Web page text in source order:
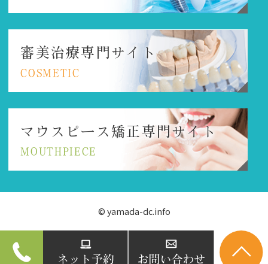
審美治療専門サイト
COSMETIC
マウスピース矯正 専門サイト
MOUTHPIECE
© yamada-dc.info